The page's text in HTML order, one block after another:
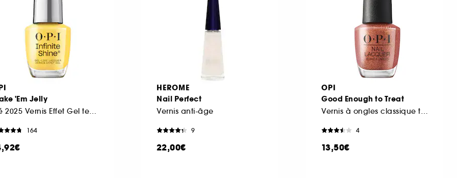
'Em Jelly
164
HEROME
Nail Perfect
Vernis anti-âge
9
22,00€
OPI
Good Enough to Treat
4
13,50€